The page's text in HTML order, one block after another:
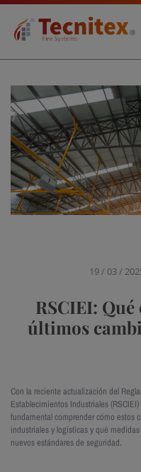
19 / 03 /
RSCIEI: Qué
últimos
Con la reciente actualización del
Establecimientos Industriales
fundamental comprender cómo estos
industriales y logísticas y qué
nuevos estándares de seguridad.